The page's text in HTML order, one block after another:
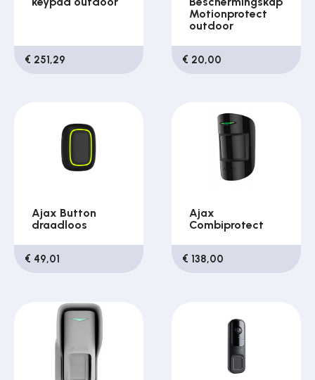
€ 251,29
Motionprotect
outdoor
€ 20,00
Ajax Button
draadloos
€ 49,01
Ajax
Combiprotect
€ 138,00